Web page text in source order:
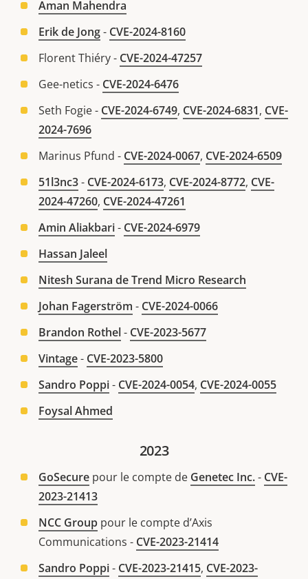
Aman Mahendra
Erik de Jong- CVE-2024-8160
Florent Thiéry - CVE-2024-47257
Gee-netics - CVE-2024-6476
Seth Fogie - CVE-2024-6749, CVE-2024-6831, CVE-
2024-7696
Marinus Pfund - CVE-2024-0067, CVE-2024-6509
51l3nc3- CVE-2024-6173, CVE-2024-8772, CVE-
2024-47260, CVE-2024-47261
Amin Aliakbari- CVE-2024-6979
Hassan Jaleel
Nitesh Surana de Trend Micro Research
Johan Fagerström - CVE-2024-0066
Brandon Rothel- CVE-2023-5677
Vintage- CVE-2023-5800
Sandro Poppi- CVE-2024-0054, CVE-2024-0055
Foysal Ahmed
2023
GoSecure pour le compte de Genetec Inc.- CVE-
2023-21413
NCC Group pour le compte d’Axis
Communications - CVE-2023-21414
Sandro Poppi- CVE-2023-21415, CVE-2023-